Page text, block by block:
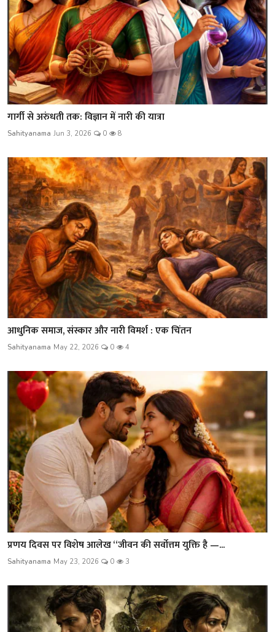
गार्गी से अरुंधती तक: विज्ञान में नारी की यात्रा
Sahityanama Jun 3, 2026 0 8
आधुनिक समाज, संस्कार और नारी विमर्श : एक चिंतन
Sahityanama May 22, 2026 0 4
प्रणय दिवस पर विशेष आलेख “जीवन की सर्वोत्तम युक्ति है —...
Sahityanama May 23, 2026 0 3